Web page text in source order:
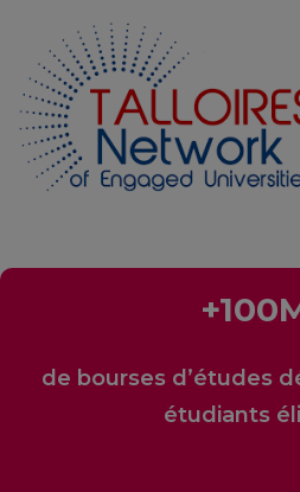
+100
de bourses d’études
étudiants